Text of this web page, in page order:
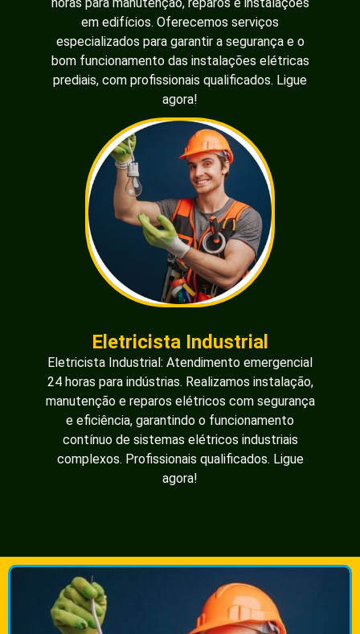
em edifícios. Oferecemos serviços
especializados para garantir a segurança e o
bom funcionamento das instalações elétricas
prediais, com profissionais qualificados. Ligue
agora!
Eletricista Industrial
Eletricista Industrial: Atendimento emergencial
24 horas para indústrias. Realizamos instalação,
manutenção e reparos elétricos com segurança
e eficiência, garantindo o funcionamento
contínuo de sistemas elétricos industriais
complexos. Profissionais qualificados. Ligue
agora!